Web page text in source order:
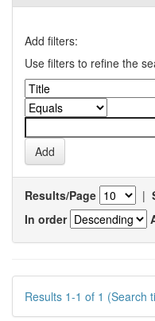
Add filters:
Use filters to refine the
Results/Page |
In order
Results 1-1 of 1 (Search